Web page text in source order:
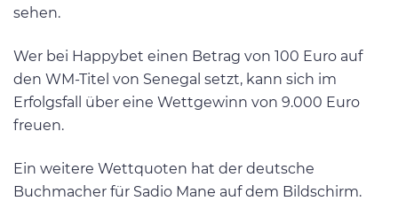
sehen.
Wer bei Happybet einen Betrag von 100 Euro auf
den WM-Titel von Senegal setzt, kann sich im
Erfolgsfall über eine Wettgewinn von 9.000 Euro
freuen.
Ein weitere Wettquoten hat der deutsche
Buchmacher für Sadio Mane auf dem Bildschirm.